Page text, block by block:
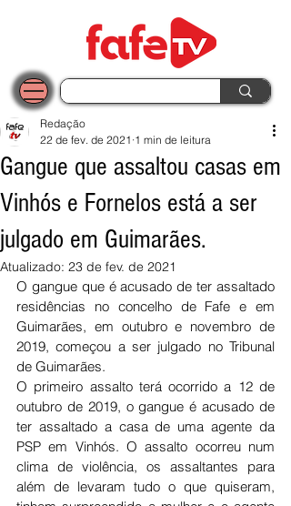
Gangue que assaltou casas em
Vinhós e Fornelos está a ser
julgado em Guimarães.
Redação
22 de fev. de 2021 1 min de leitura
Atualizado: 23 de fev. de 2021
O gangue que é acusado de ter assaltado
residências no concelho de Fafe e em
Guimarães, em outubro e novembro de
2019, começou a ser julgado no Tribunal
de Guimarães.
O primeiro assalto terá ocorrido a 12 de
outubro de 2019, o gangue é acusado de
ter assaltado a casa de uma agente da
PSP em Vinhós. O assalto ocorreu num
clima de violência, os assaltantes para
além de levaram tudo o que quiseram,